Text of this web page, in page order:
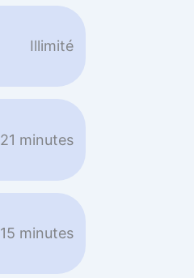
Illimité
21 minutes
15 minutes